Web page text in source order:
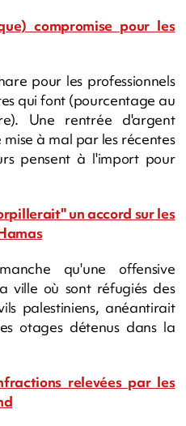
compromise pour les
pour les professionnels
qui font (pourcentage au
Une rentrée d'argent
à mal par les récentes
pensent à l'import pour
un accord sur les
qu'une offensive
ville où sont réfugiés des
palestiniens, anéantirait
otages détenus dans la
relevées par les